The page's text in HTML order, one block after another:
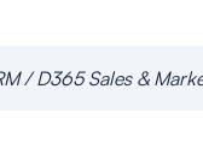
/ D365 Sales &